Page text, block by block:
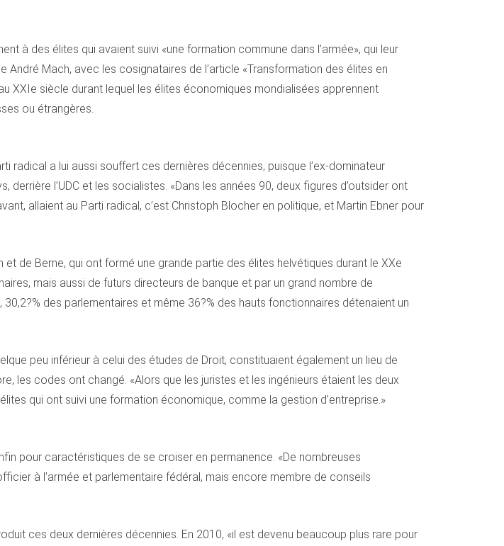
à des élites qui avaient suivi «une formation commune dans l’armée», qui leur
Mach, avec les cosignataires de l’article «Transformation des élites en
XXIe siècle durant lequel les élites économiques mondialisées apprennent
ou étrangères.
radical a lui aussi souffert ces dernières décennies, puisque l’ex-dominateur
l’UDC et les socialistes. «Dans les années 90, deux figures d’outsider ont
allaient au Parti radical, c’est Christoph Blocher en politique, et Martin Ebner pour
de Berne, qui ont formé une grande partie des élites helvétiques durant le XXe
mais aussi de futurs directeurs de banque et par un grand nombre de
des parlementaires et même 36?% des hauts fonctionnaires détenaient un
peu inférieur à celui des études de Droit, constituaient également un lieu de
les codes ont changé. «Alors que les juristes et les ingénieurs étaient les deux
qui ont suivi une formation économique, comme la gestion d’entreprise.»
pour caractéristiques de se croiser en permanence. «De nombreuses
à l’armée et parlementaire fédéral, mais encore membre de conseils
ces deux dernières décennies. En 2010, «il est devenu beaucoup plus rare pour